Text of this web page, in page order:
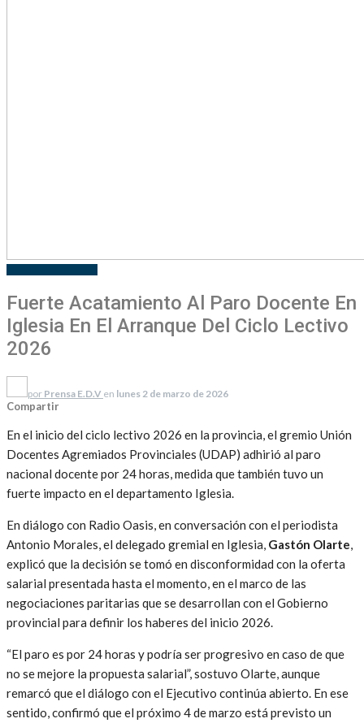
Fuerte Acatamiento Al Paro Docente En
Iglesia En El Arranque Del Ciclo Lectivo
2026
por Prensa E.D.V en lunes 2 de marzo de 2026
Compartir
En el inicio del ciclo lectivo 2026 en la provincia, el gremio Unión
Docentes Agremiados Provinciales (UDAP) adhirió al paro
nacional docente por 24 horas, medida que también tuvo un
fuerte impacto en el departamento Iglesia.
En diálogo con Radio Oasis, en conversación con el periodista
Antonio Morales, el delegado gremial en Iglesia, Gastón Olarte,
explicó que la decisión se tomó en disconformidad con la oferta
salarial presentada hasta el momento, en el marco de las
negociaciones paritarias que se desarrollan con el Gobierno
provincial para definir los haberes del inicio 2026.
“El paro es por 24 horas y podría ser progresivo en caso de que
no se mejore la propuesta salarial”, sostuvo Olarte, aunque
remarcó que el diálogo con el Ejecutivo continúa abierto. En ese
sentido, confirmó que el próximo 4 de marzo está previsto un